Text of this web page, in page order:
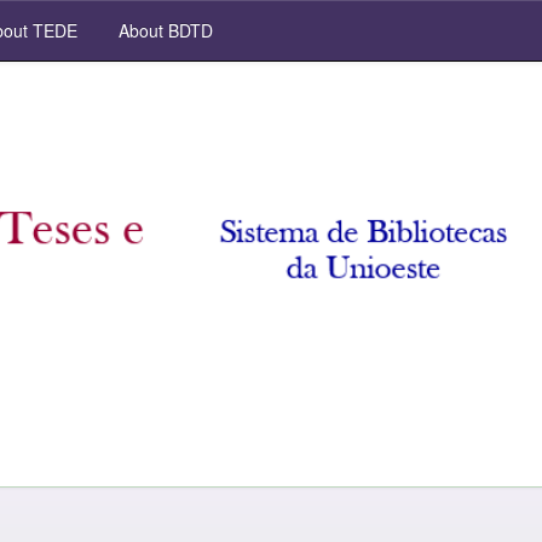
TEDE About BDTD